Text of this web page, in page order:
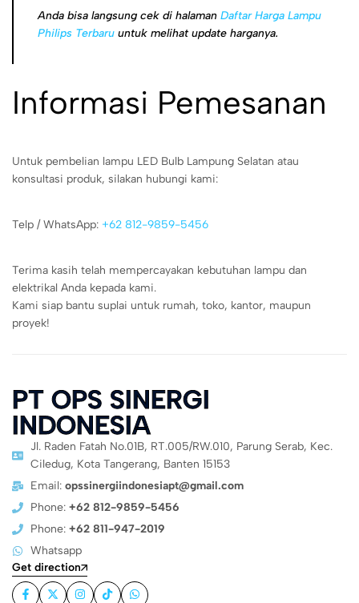
Anda bisa langsung cek di halaman Daftar Harga Lampu
Philips Terbaru untuk melihat update harganya.
Informasi Pemesanan
Untuk pembelian lampu LED Bulb Lampung Selatan atau
konsultasi produk, silakan hubungi kami:
Telp / WhatsApp: +62 812-9859-5456
Terima kasih telah mempercayakan kebutuhan lampu dan
elektrikal Anda kepada kami.
Kami siap bantu suplai untuk rumah, toko, kantor, maupun
proyek!
PT OPS SINERGI
INDONESIA
Jl. Raden Fatah No.01B, RT.005/RW.010, Parung Serab, Kec.
Ciledug, Kota Tangerang, Banten 15153
Email: opssinergiindonesiapt@gmail.com
Phone: +62 812-9859-5456
Phone: +62 811-947-2019
Whatsapp
Get direction